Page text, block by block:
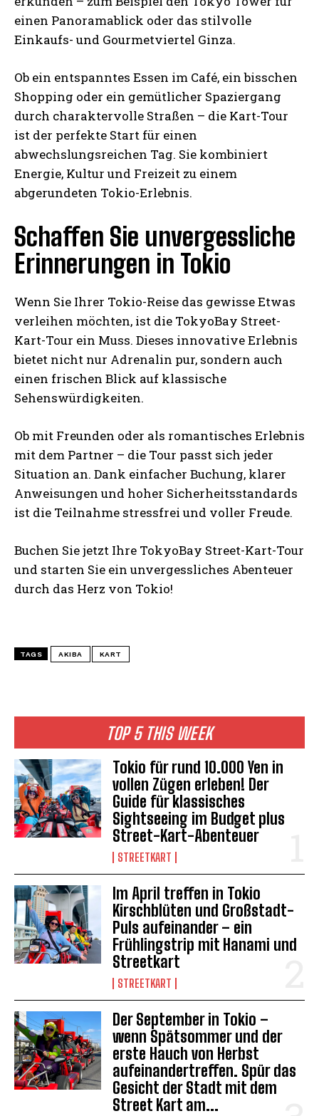
TOP 5 THIS WEEK
Tokio für rund 10.000 Yen in
vollen Zügen erleben! Der
Guide für klassisches
Sightseeing im Budget plus
Street-Kart-Abenteuer
STREETKART
Im April treffen in Tokio
Kirschblüten und Großstadt-
Puls aufeinander – ein
Frühlingstrip mit Hanami und
Streetkart
STREETKART
Der September in Tokio –
wenn Spätsommer und der
erste Hauch von Herbst
aufeinandertreffen. Spür das
Gesicht der Stadt mit dem
Street Kart am...
einen Panoramablick oder das stilvolle
Einkaufs- und Gourmetviertel Ginza.
Ob ein entspanntes Essen im Café, ein bisschen
Shopping oder ein gemütlicher Spaziergang
durch charaktervolle Straßen – die Kart-Tour
ist der perfekte Start für einen
abwechslungsreichen Tag. Sie kombiniert
Energie, Kultur und Freizeit zu einem
abgerundeten Tokio-Erlebnis.
Schaffen Sie unvergessliche
Erinnerungen in Tokio
Wenn Sie Ihrer Tokio-Reise das gewisse Etwas
verleihen möchten, ist die TokyoBay Street-
Kart-Tour ein Muss. Dieses innovative Erlebnis
bietet nicht nur Adrenalin pur, sondern auch
einen frischen Blick auf klassische
Sehenswürdigkeiten.
Ob mit Freunden oder als romantisches Erlebnis
mit dem Partner – die Tour passt sich jeder
Situation an. Dank einfacher Buchung, klarer
Anweisungen und hoher Sicherheitsstandards
ist die Teilnahme stressfrei und voller Freude.
Buchen Sie jetzt Ihre TokyoBay Street-Kart-Tour
und starten Sie ein unvergessliches Abenteuer
durch das Herz von Tokio!
TAGS AKIBA KART